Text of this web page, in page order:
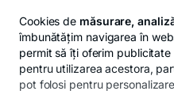
© Copyright 2026 Banca
Cookies de măsurare,
îmbunătățim navigarea în
permit să îți oferim
pentru utilizarea acestora,
pot folosi pentru